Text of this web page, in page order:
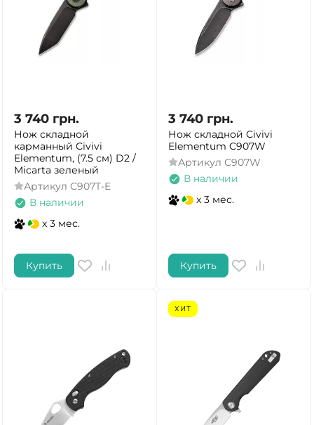
3 740 грн.
Нож складной
карманный Civivi
Elementum, (7.5 см) D2 /
Micarta зеленый
Артикул C907T-E
В наличии
x 3 мес.
Купить
3 740 грн.
Нож складной Civivi
Elementum C907W
Артикул C907W
В наличии
x 3 мес.
Купить
ХИТ